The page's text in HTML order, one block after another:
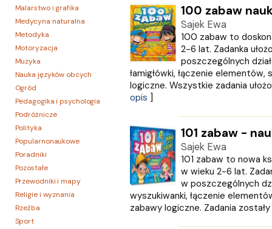
Malarstwo i grafika
Medycyna naturalna
Metodyka
Motoryzacja
Muzyka
Nauka języków obcych
Ogród
Pedagogika i psychologia
Podróżnicze
Polityka
Popularnonaukowe
Poradniki
Pozostałe
Przewodniki i mapy
Religie i wyznania
Rzeźba
Sport
100 zabaw
Sajek Ewa
100 zabaw to
2-6 lat. Zadanka
poszczególnych
łamigłówki, łączenie elementów,
logiczne. Wszystkie zadania
opis ]
101 zabaw -
Sajek Ewa
101 zabaw to nowa
w wieku 2-6 lat.
w poszczególnych
wyszukiwanki, łączenie
zabawy logiczne. Zadania zostały